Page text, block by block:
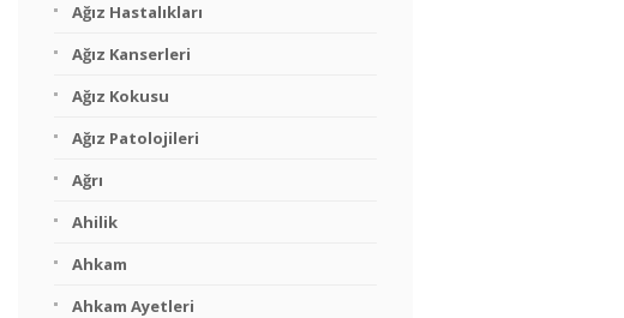
Ağız Hastalıkları
Ağız Kanserleri
Ağız Kokusu
Ağız Patolojileri
Ağrı
Ahilik
Ahkam
Ahkam Ayetleri